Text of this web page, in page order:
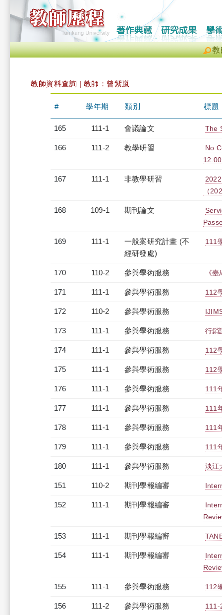
教
教師資料查詢 | 教師：曾紫嵐
# 學年期 類別 標題
165 111-1 會議論文 The
166 111-2 教學研習
No
167 111-1 非教學研習
（
168 109-1 期刊論文
169 111-1
一般案研究計畫 (不
經研發處)
111
170 110-2 參與學術服務 《
171 111-1 參與學術服務 112
172 110-2 參與學術服務
173 111-1 參與學術服務 行銷
174 111-1 參與學術服務 112
175 111-1 參與學術服務 112
176 111-1 參與學術服務 111
177 111-1 參與學術服務 111
178 111-1 參與學術服務 111
179 111-1 參與學術服務 111
180 111-1 參與學術服務 淡江
151 110-2 期刊學報編審
152 111-1 期刊學報編審
153 111-1 期刊學報編審
154 111-1 期刊學報編審
155 111-1 參與學術服務 112
156 111-2 參與學術服務 111-